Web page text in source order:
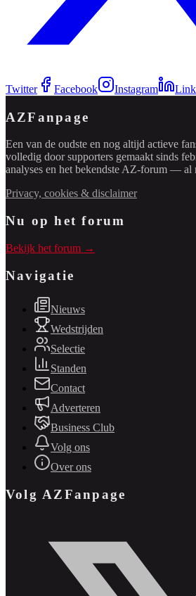
Twitter Facebook Instagram
AZFanpage
Een van de oudste en nog altijd actieve
volledig door supporters gemaakt sinds
analyses en het bekendste AZ-forum — al
Privacy, cookies & disclaimer
Nu op het forum
Bekijk het forum →
Navigatie
Nieuws
Wedstrijden
Selectie
Standen
Contact
Adverteren
Business Club
Volg ons
Over ons
Volg AZFanpage